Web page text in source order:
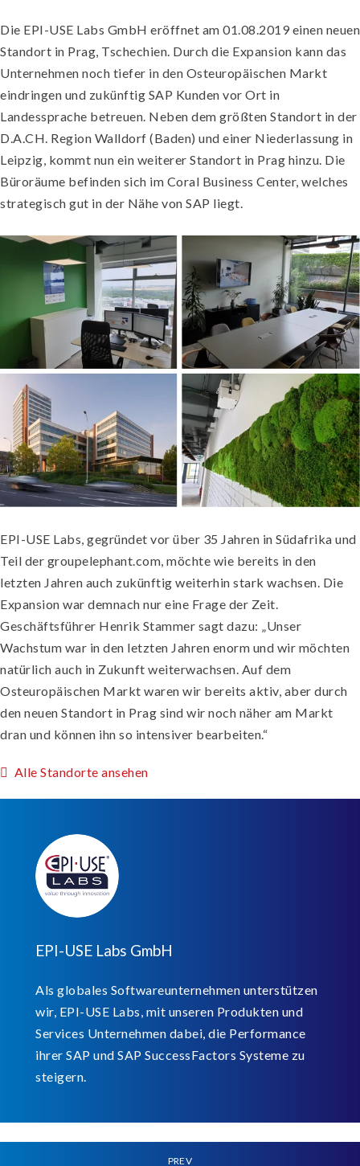
Die EPI-USE Labs GmbH eröffnet am 01.08.2019 einen neuen
Standort in Prag, Tschechien. Durch die Expansion kann das
Unternehmen noch tiefer in den Osteuropäischen Markt
eindringen und zukünftig SAP Kunden vor Ort in
Landessprache betreuen. Neben dem größten Standort in der
D.A.CH. Region Walldorf (Baden) und einer Niederlassung in
Leipzig, kommt nun ein weiterer Standort in Prag hinzu. Die
Büroräume befinden sich im Coral Business Center, welches
strategisch gut in der Nähe von SAP liegt.
EPI-USE Labs, gegründet vor über 35 Jahren in Südafrika und
Teil der groupelephant.com, möchte wie bereits in den
letzten Jahren auch zukünftig weiterhin stark wachsen. Die
Expansion war demnach nur eine Frage der Zeit.
Geschäftsführer Henrik Stammer sagt dazu: „Unser
Wachstum war in den letzten Jahren enorm und wir möchten
natürlich auch in Zukunft weiterwachsen. Auf dem
Osteuropäischen Markt waren wir bereits aktiv, aber durch
den neuen Standort in Prag sind wir noch näher am Markt
dran und können ihn so intensiver bearbeiten.“
Alle Standorte ansehen
EPI-USE Labs GmbH
Als globales Softwareunternehmen unterstützen
wir, EPI-USE Labs, mit unseren Produkten und
Services Unternehmen dabei, die Performance
ihrer SAP und SAP SuccessFactors Systeme zu
steigern.
PREV